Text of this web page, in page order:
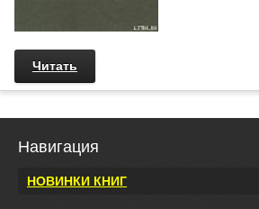
Читать
Навигация
НОВИНКИ КНИГ